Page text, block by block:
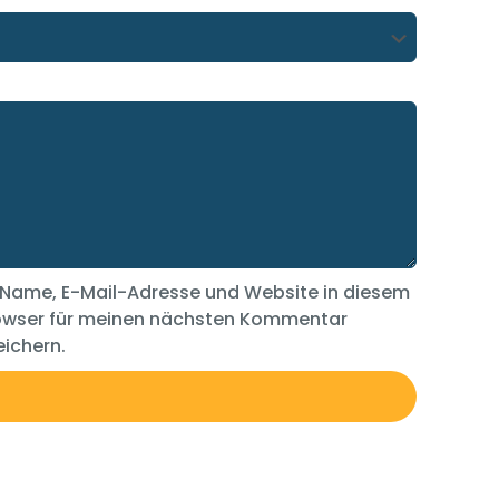
Name, E-Mail-Adresse und Website in diesem
für meinen nächsten Kommentar